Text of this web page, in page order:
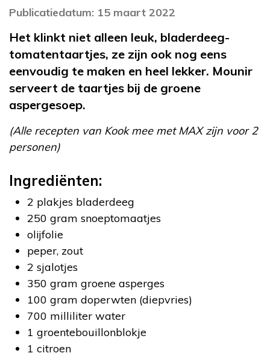
Publicatiedatum: 15 maart 2022
Het klinkt niet alleen leuk, bladerdeeg-
tomatentaartjes, ze zijn ook nog eens
eenvoudig te maken en heel lekker. Mounir
serveert de taartjes bij de groene
aspergesoep.
(Alle recepten van Kook mee met MAX zijn voor 2
personen)
Ingrediënten:
2 plakjes bladerdeeg
250 gram snoeptomaatjes
olijfolie
peper, zout
2 sjalotjes
350 gram groene asperges
100 gram doperwten (diepvries)
700 milliliter water
1 groentebouillonblokje
1 citroen